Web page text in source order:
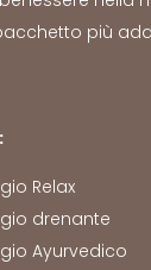
più
Relax
drenante
Ayurvedico